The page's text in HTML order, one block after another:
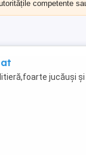
competente
jucăuși și